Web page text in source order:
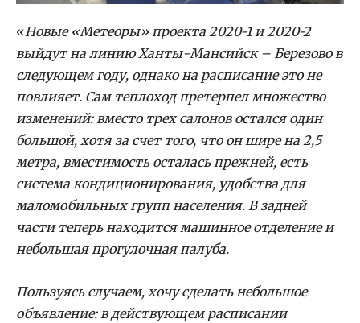
«Новые «Метеоры» проекта 2020-1 и 2020-2
выйдут на линию Ханты-Мансийск – Березово в
следующем году, однако на расписание это не
повлияет. Сам теплоход претерпел множество
изменений: вместо трех салонов остался один
большой, хотя за счет того, что он шире на 2,5
метра, вместимость осталась прежней, есть
система кондиционирования, удобства для
маломобильных групп населения. В задней
части теперь находится машинное отделение и
небольшая прогулочная палуба.
Пользуясь случаем, хочу сделать небольшое
объявление: в действующем расписании